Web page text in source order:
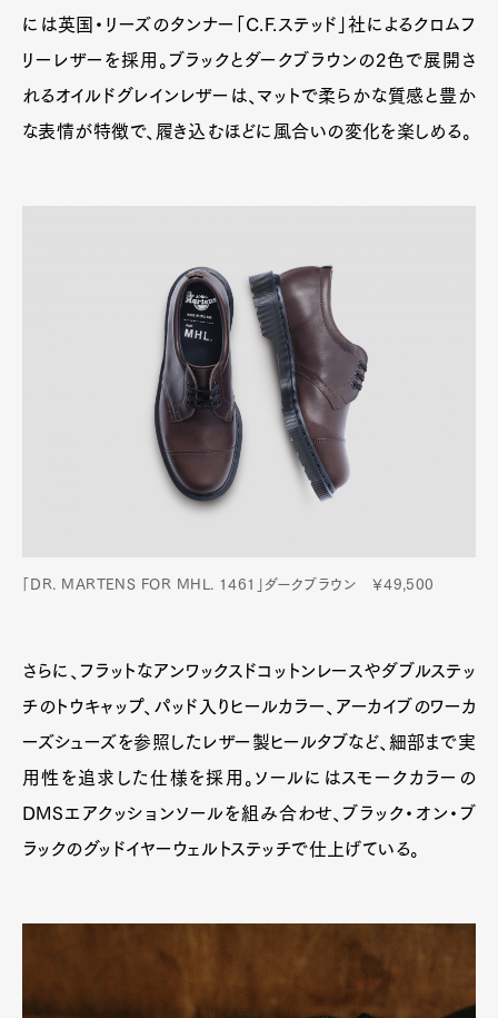
には英国・リーズのタンナー「C.F.ステッド」社によるクロムフ
リーレザーを採用。ブラックとダークブラウンの2色で展開さ
れるオイルドグレインレザーは、マットで柔らかな質感と豊か
な表情が特徴で、履き込むほどに風合いの変化を楽しめる。
「DR. MARTENS FOR MHL. 1461」ダークブラウン ￥49,500
さらに、フラットなアンワックスドコットンレースやダブルステッ
チのトウキャップ、パッド入りヒールカラー、アーカイブのワーカ
ーズシューズを参照したレザー製ヒールタブなど、細部まで実
用性を追求した仕様を採用。ソールにはスモークカラーの
DMSエアクッションソールを組み合わせ、ブラック・オン・ブ
ラックのグッドイヤーウェルトステッチで仕上げている。